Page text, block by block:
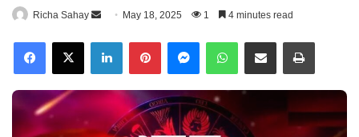
Richa Sahay
n
d
a
n
e
May 18, 2025 1 4 minutes read
X